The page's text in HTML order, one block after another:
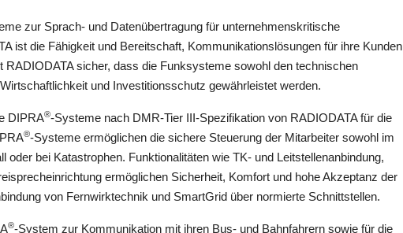
zur Sprach- und Datenübertragung für unternehmenskritische
ist die Fähigkeit und Bereitschaft, Kommunikationslösungen für ihre Kunden
sicher, dass die Funksysteme sowohl den technischen
und Investitionsschutz gewährleistet werden.
DIPRA®-Systeme nach DMR-Tier III-Spezifikation von RADIODATA für die
®-Systeme ermöglichen die sichere Steuerung der Mitarbeiter sowohl im
bei Katastrophen. Funktionalitäten wie TK- und Leitstellenanbindung,
ermöglichen Sicherheit, Komfort und hohe Akzeptanz der
von Fernwirktechnik und SmartGrid über normierte Schnittstellen.
®-System zur Kommunikation mit ihren Bus- und Bahnfahrern sowie für die